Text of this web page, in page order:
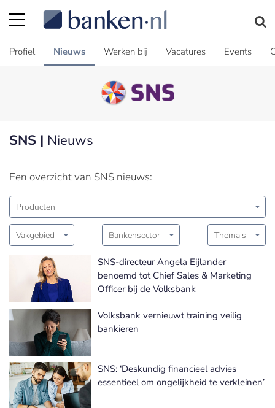
Profiel Nieuws Werken bij Vacatures Events
SNS | Nieuws
Een overzicht van SNS nieuws:
Producten
Vakgebied Bankensector Thema's
SNS-directeur Angela Eijlander
benoemd tot Chief Sales & Marketing
Officer bij de Volksbank
Volksbank vernieuwt training veilig
bankieren
SNS: ‘Deskundig financieel advies
essentieel om ongelijkheid te verkleinen’